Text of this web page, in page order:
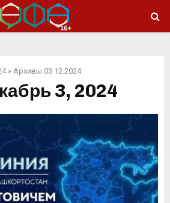
» Архивы 03.12.2024
3, 2024